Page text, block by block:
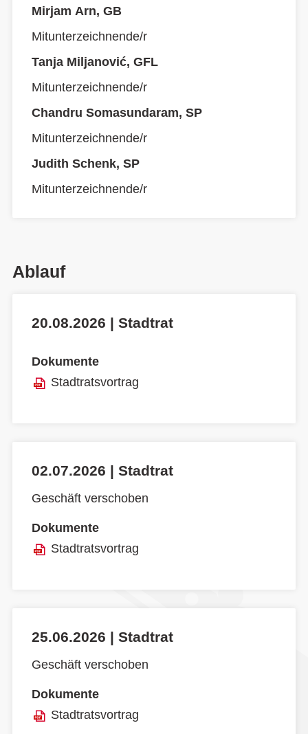
Mirjam Arn, GB
Mitunterzeichnende/r
Tanja Miljanović, GFL
Mitunterzeichnende/r
Chandru Somasundaram, SP
Mitunterzeichnende/r
Judith Schenk, SP
Mitunterzeichnende/r
Ablauf
20.08.2026 | Stadtrat
Dokumente
Stadtratsvortrag
02.07.2026 | Stadtrat
Geschäft verschoben
Dokumente
Stadtratsvortrag
25.06.2026 | Stadtrat
Geschäft verschoben
Dokumente
Stadtratsvortrag